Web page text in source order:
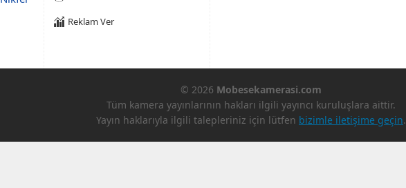
Reklam Ver
© 2026 Mobesekamerasi.com
Tüm kamera yayınlarının hakları ilgili yayıncı kuruluşlara aittir.
Yayın haklarıyla ilgili talepleriniz için lütfen bizimle iletişime geçin.